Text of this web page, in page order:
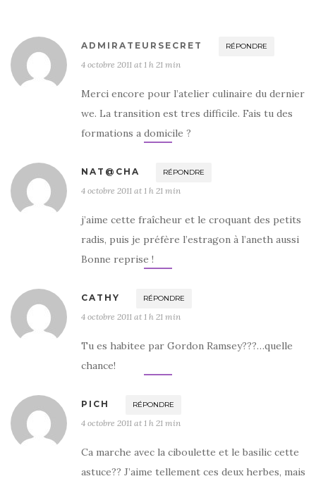
ADMIRATEURSECRET RÉPONDRE
4 octobre 2011 at 1 h 21 min
Merci encore pour l’atelier culinaire du dernier
we. La transition est tres difficile. Fais tu des
formations a domicile ?
NAT@CHA RÉPONDRE
4 octobre 2011 at 1 h 21 min
j’aime cette fraîcheur et le croquant des petits
radis, puis je préfère l’estragon à l’aneth aussi
Bonne reprise !
CATHY RÉPONDRE
4 octobre 2011 at 1 h 21 min
Tu es habitee par Gordon Ramsey???…quelle
chance!
PICH RÉPONDRE
4 octobre 2011 at 1 h 21 min
Ca marche avec la ciboulette et le basilic cette
astuce?? J’aime tellement ces deux herbes, mais